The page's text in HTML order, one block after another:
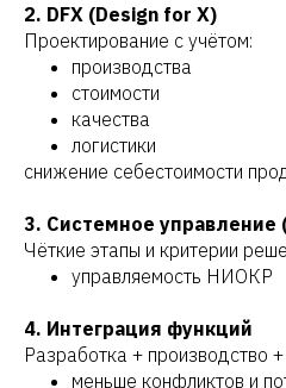
2. DFX (Design for X)
Проектирование с учётом:
производства
стоимости
качества
логистики
снижение себестоимости
3. Системное управление
Чёткие этапы и критерии
управляемость НИОКР
4. Интеграция функций
Разработка + производство
меньше конфликтов и